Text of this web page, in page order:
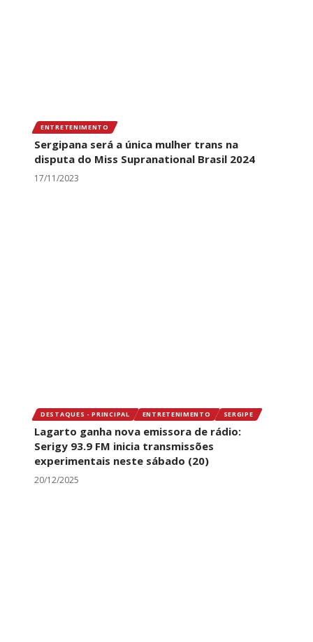
ENTRETENIMENTO
Sergipana será a única mulher trans na
disputa do Miss Supranational Brasil 2024
17/11/2023
DESTAQUES - PRINCIPAL ENTRETENIMENTO SERGIPE
Lagarto ganha nova emissora de rádio:
Serigy 93.9 FM inicia transmissões
experimentais neste sábado (20)
20/12/2025